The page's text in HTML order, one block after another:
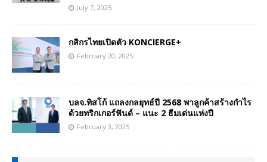
July 7, 2025
กสิกรไทยเปิดตัว KONCIERGE+
February 20, 2025
บลจ.ทิสโก้ แถลงกลยุทธ์ปี 2568 พาลูกค้าสร้างกำไร
ด้วยทริกเกอร์ฟันด์ – แนะ 2 ธีมเด่นแห่งปี
February 3, 2025